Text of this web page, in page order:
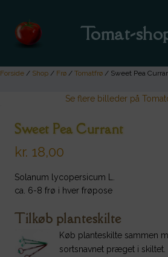
Tomat-
Forside / Shop / Frø / Tomatfrø / Sweet Pea
Se flere billeder på
Sweet Pea Currant
kr. 18,00
Solanum lycopersicum L.
ca. 6-8 frø i hver frøpose
Tilkøb planteskilte
Køb planteskilte sammen
sortsnavnet præget i skiltet.